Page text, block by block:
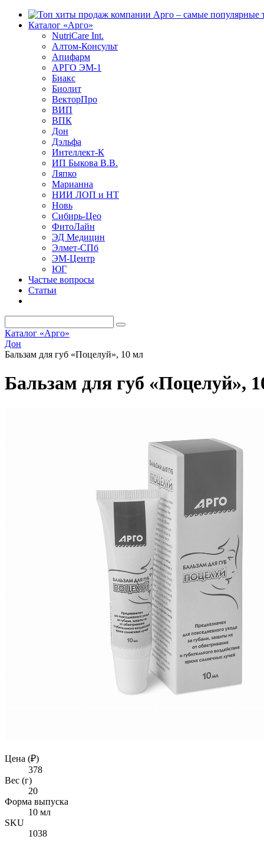
Каталог «Арго»
NutriCare Int.
Алтом-Консульт
Апифарм
АРГО ЭМ-1
Биакс
Биолит
ВекторПро
ВИП
ВПК
Дон
Дэльфа
Интеллект-К
ИП Быкова В.В.
Ляпко
Марианна
НИИ ЛОП и НТ
Новь
Сибирь-Цео
ФитоЛайн
ЭД Медицин
Элмет-СПб
ЭМ-Центр
ЮГ
Частые вопросы
Статьи
Каталог «Арго»
Дон
Бальзам для губ «Поцелуй», 10 мл
Бальзам для губ «Поцелуй»,
Цена (₽)
378
Вес (г)
20
Форма выпуска
10 мл
SKU
1038